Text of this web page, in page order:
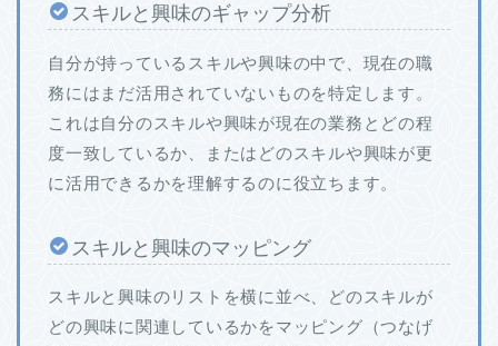
スキルと興味のギャップ分析
自分が持っているスキルや興味の中で、現在の職
務にはまだ活用されていないものを特定します。
これは自分のスキルや興味が現在の業務とどの程
度一致しているか、またはどのスキルや興味が更
に活用できるかを理解するのに役立ちます。
スキルと興味のマッピング
スキルと興味のリストを横に並べ、どのスキルが
どの興味に関連しているかをマッピング（つなげ